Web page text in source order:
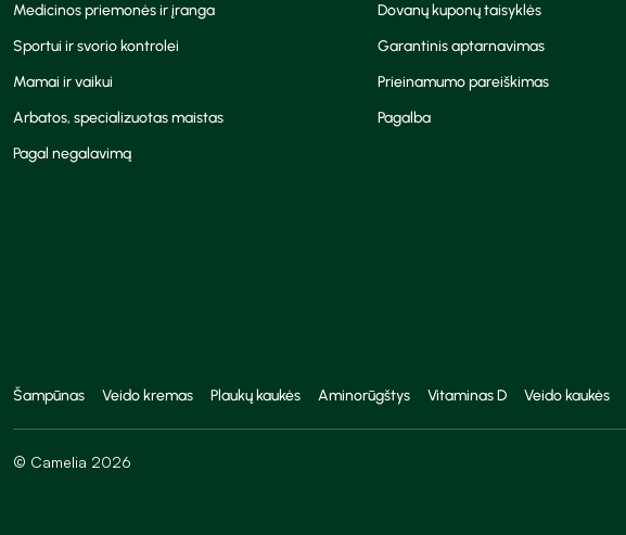
Medicinos priemonės ir įranga
Sportui ir svorio kontrolei
Mamai ir vaikui
Arbatos, specializuotas maistas
Pagal negalavimą
Dovanų kuponų taisyklės
Garantinis aptarnavimas
Prieinamumo pareiškimas
Pagalba
Šampūnas Veido kremas Plaukų kaukės Aminorūgštys Vitaminas D Veido kaukės
© Camelia 2026